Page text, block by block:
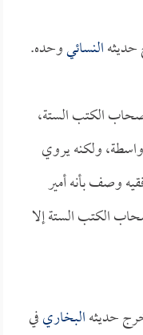
النسائيوحده.
الكتب الستة،
ولكنه يروي
وصف بأنه أمير
الكتب الستة إلا
حديثهالبخاريفي